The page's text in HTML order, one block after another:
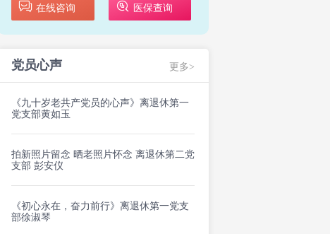
在线咨询
医保查询
党员心声 更多>
《九十岁老共产党员的心声》离退休第一
党支部黄如玉
拍新照片留念 晒老照片怀念 离退休第二党
支部 彭安仪
《初心永在，奋力前行》离退休第一党支
部徐淑琴